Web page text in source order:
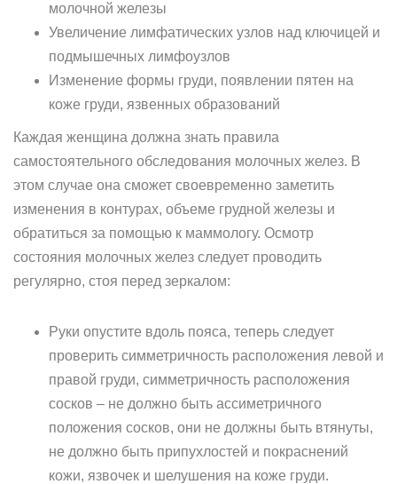
молочной железы
Увеличение лимфатических узлов над ключицей и
подмышечных лимфоузлов
Изменение формы груди, появлении пятен на
коже груди, язвенных образований
Каждая женщина должна знать правила
самостоятельного обследования молочных желез. В
этом случае она сможет своевременно заметить
изменения в контурах, объеме грудной железы и
обратиться за помощью к маммологу. Осмотр
состояния молочных желез следует проводить
регулярно, стоя перед зеркалом:
Руки опустите вдоль пояса, теперь следует
проверить симметричность расположения левой и
правой груди, симметричность расположения
сосков – не должно быть ассиметричного
положения сосков, они не должны быть втянуты,
не должно быть припухлостей и покраснений
кожи, язвочек и шелушения на коже груди.